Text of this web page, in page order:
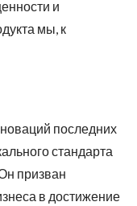
и
мы, к
последних
стандарта
призван
в достижение